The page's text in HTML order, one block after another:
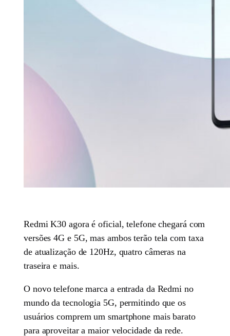
Redmi K30 agora é oficial, telefone chegará com
versões 4G e 5G, mas ambos terão tela com taxa
de atualização de 120Hz, quatro câmeras na
traseira e mais.
O novo telefone marca a entrada da Redmi no
mundo da tecnologia 5G, permitindo que os
usuários comprem um smartphone mais barato
para aproveitar a maior velocidade da rede.